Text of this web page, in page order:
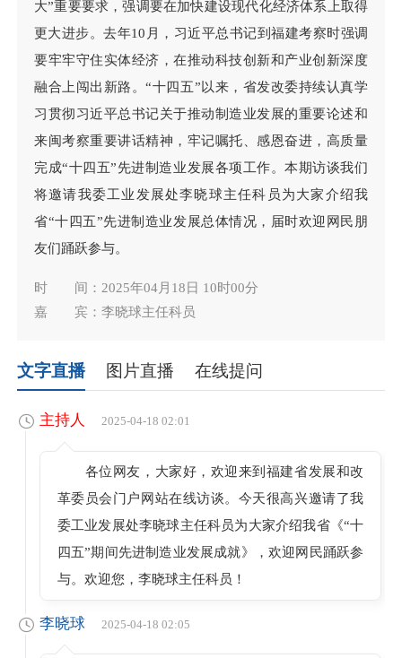
大”重要要求，强调要在加快建设现代化经济体系上取得
更大进步。去年10月，习近平总书记到福建考察时强调
要牢牢守住实体经济，在推动科技创新和产业创新深度
融合上闯出新路。“十四五”以来，省发改委持续认真学
习贯彻习近平总书记关于推动制造业发展的重要论述和
来闽考察重要讲话精神，牢记嘱托、感恩奋进，高质量
完成“十四五”先进制造业发展各项工作。本期访谈我们
将邀请我委工业发展处李晓球主任科员为大家介绍我
省“十四五”先进制造业发展总体情况，届时欢迎网民朋
友们踊跃参与。
时 间：2025年04月18日 10时00分
嘉 宾：李晓球主任科员
文字直播 图片直播 在线提问
主持人 2025-04-18 02:01
各位网友，大家好，欢迎来到福建省发展和改
革委员会门户网站在线访谈。今天很高兴邀请了我
委工业发展处李晓球主任科员为大家介绍我省《“十
四五”期间先进制造业发展成就》，欢迎网民踊跃参
与。欢迎您，李晓球主任科员！
李晓球 2025-04-18 02:05